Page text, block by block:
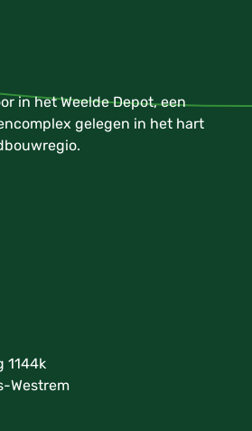
in het Weelde Depot, een
gelegen in het hart
1144k
Westrem